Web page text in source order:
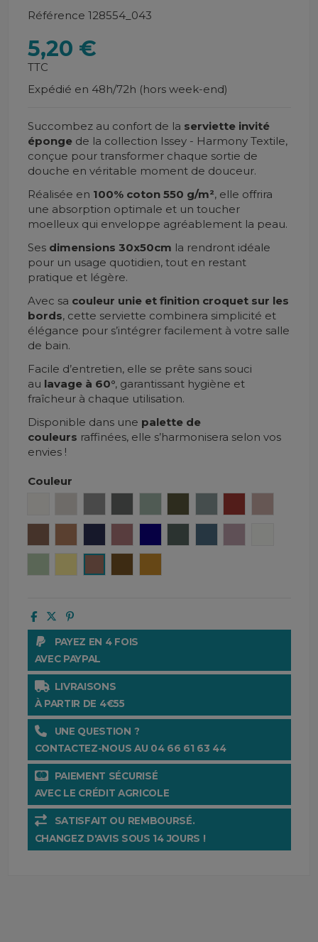
Référence 128554_043
5,20 €
TTC
Expédié en 48h/72h (hors week-end)
Succombez au confort de la serviette invité
épongede la collection Issey - Harmony Textile,
conçue pour transformer chaque sortie de
douche en véritable moment de douceur.
Réalisée en 100% coton 550 g/m², elle offrira
une absorption optimale et un toucher
moelleux qui enveloppe agréablement la peau.
Ses dimensions 30x50cm la rendront idéale
pour un usage quotidien, tout en restant
pratique et légère.
Avec sa couleur unie et finition croquet sur les
bords, cette serviette combinera simplicité et
élégance pour s’intégrer facilement à votre salle
de bain.
Facile d’entretien, elle se prête sans souci
au lavage à 60°, garantissant hygiène et
fraîcheur à chaque utilisation.
Disponible dans une palette de
couleurs raffinées, elle s’harmonisera selon vos
envies !
Couleur
PAYEZ EN 4 FOIS
AVEC PAYPAL
LIVRAISONS
À PARTIR DE 4€55
UNE QUESTION ?
CONTACTEZ-NOUS AU 04 66 61 63 44
PAIEMENT SÉCURISÉ
AVEC LE CRÉDIT AGRICOLE
SATISFAIT OU REMBOURSÉ.
CHANGEZ D'AVIS SOUS 14 JOURS !